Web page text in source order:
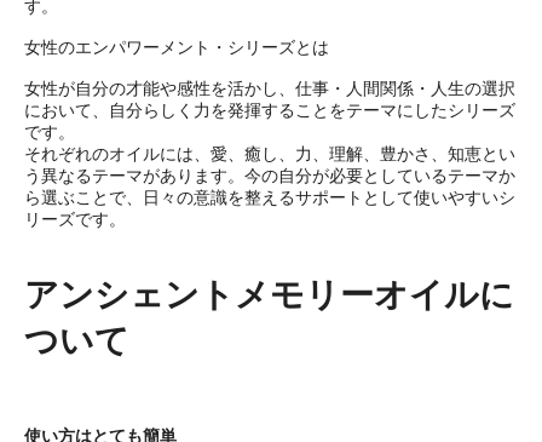
す。
女性のエンパワーメント・シリーズとは
女性が自分の才能や感性を活かし、仕事・人間関係・人生の選択
において、自分らしく力を発揮することをテーマにしたシリーズ
です。
それぞれのオイルには、愛、癒し、力、理解、豊かさ、知恵とい
う異なるテーマがあります。今の自分が必要としているテーマか
ら選ぶことで、日々の意識を整えるサポートとして使いやすいシ
リーズです。
アンシェントメモリーオイルに
ついて
使い方はとても簡単